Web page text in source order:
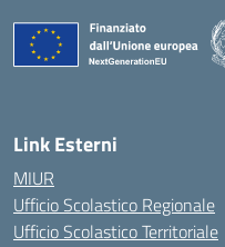
Link Esterni
MIUR
Ufficio Scolastico Regionale
Ufficio Scolastico Territoriale